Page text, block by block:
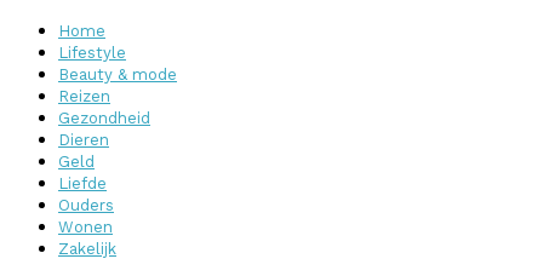
Home
Lifestyle
Beauty & mode
Reizen
Gezondheid
Dieren
Geld
Liefde
Ouders
Wonen
Zakelijk